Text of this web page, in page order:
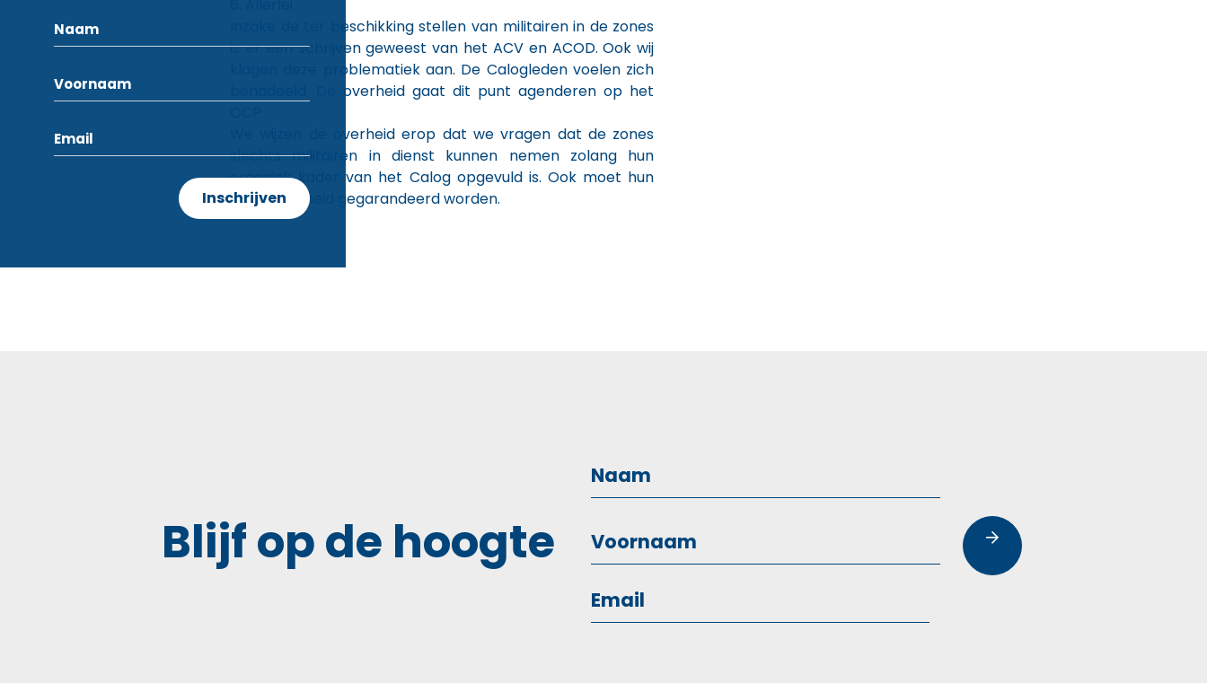
Inzake de ter beschikking stellen van militairen in de zones
is er een schrijven geweest van het ACV en ACOD. Ook wij
klagen deze problematiek aan. De Calogleden voelen zich
benadeeld. De overheid gaat dit punt agenderen op het
We wijzen de overheid erop dat we vragen dat de zones
slechts militairen in dienst kunnen nemen zolang hun
organiek kader van het Calog opgevuld is. Ook moet hun
werkzekerheid gegarandeerd worden.
Blijf op de hoogte